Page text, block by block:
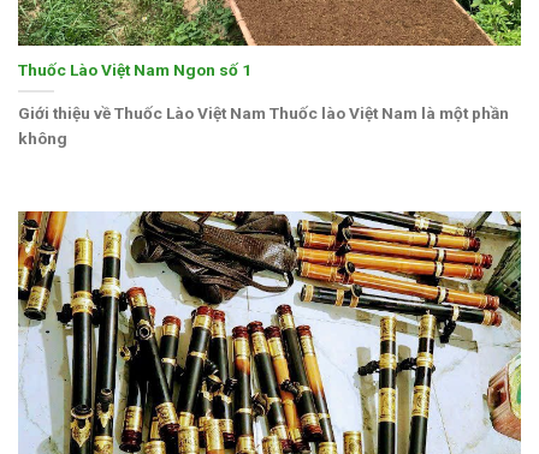
Thuốc Lào Việt Nam Ngon số 1
Giới thiệu về Thuốc Lào Việt Nam Thuốc lào Việt Nam là một phần
không